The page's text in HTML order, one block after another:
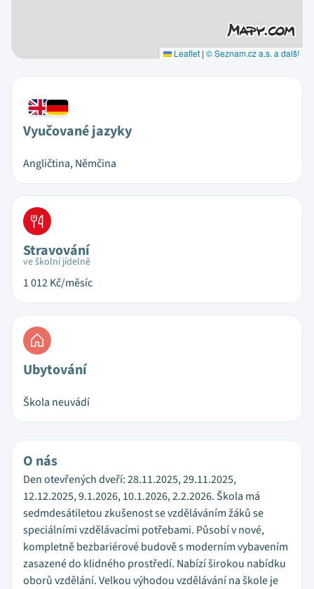
Leaflet | © Seznam.cz a.s. a další
Vyučované jazyky
Angličtina, Němčina
Stravování
ve školní jídelně
1 012Kč/měsíc
Ubytování
Škola neuvádí
O nás
Den otevřených dveří: 28.11.2025, 29.11.2025,
12.12.2025, 9.1.2026, 10.1.2026, 2.2.2026. Škola má
sedmdesátiletou zkušenost se vzděláváním žáků se
speciálními vzdělávacími potřebami. Působí v nové,
kompletně bezbariérové budově s moderním vybavením
zasazené do klidného prostředí. Nabízí širokou nabídku
oborů vzdělání. Velkou výhodou vzdělávání na škole je